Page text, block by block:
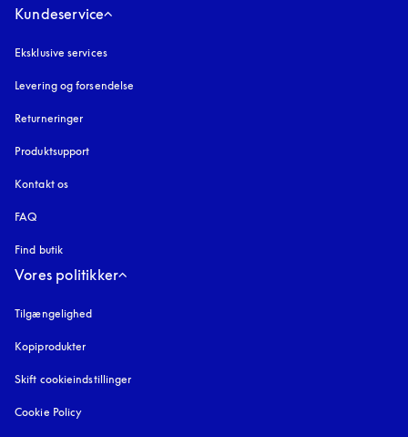
Kundeservice
Eksklusive services
Levering og forsendelse
Returneringer
Produktsupport
Kontakt os
FAQ
Find butik
Vores politikker
Tilgængelighed
Kopiprodukter
Skift cookieindstillinger
Cookie Policy